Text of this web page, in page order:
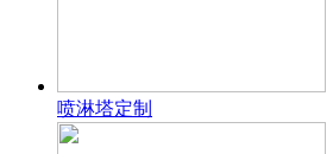
喷淋塔定制